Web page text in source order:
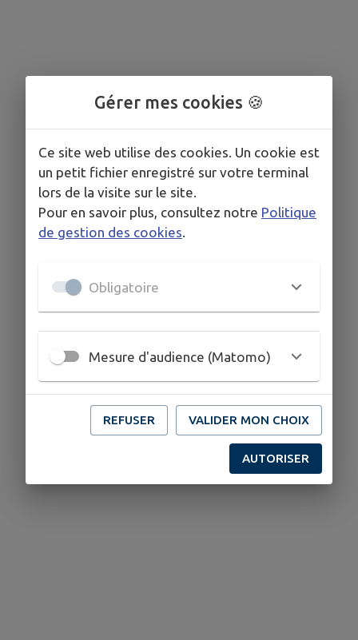
Gérer mes cookies 🍪
Ce site web utilise des cookies. Un cookie est
un petit fichier enregistré sur votre terminal
lors de la visite sur le site.
Pour en savoir plus, consultez notre Politique
de gestion des cookies.
Obligatoire
Mesure d'audience (Matomo)
REFUSER VALIDER MON CHOIX
AUTORISER